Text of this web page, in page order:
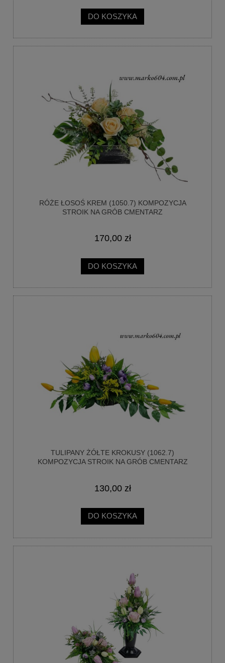
DO KOSZYKA
RÓŻE ŁOSOŚ KREM (1050.7) KOMPOZYCJA
STROIK NA GRÓB CMENTARZ
170,00 zł
DO KOSZYKA
TULIPANY ŻÓŁTE KROKUSY (1062.7)
KOMPOZYCJA STROIK NA GRÓB CMENTARZ
130,00 zł
DO KOSZYKA